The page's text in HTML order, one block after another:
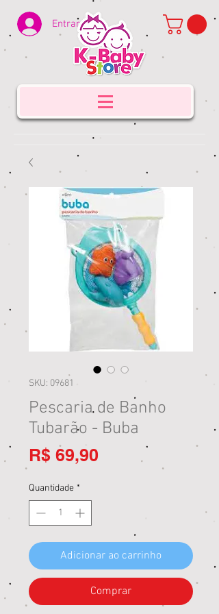
Entrar
SKU: 09681
Pescaria de Banho
Tubarão - Buba
R$ 69,90
Quantidade *
Adicionar ao carrinho
Comprar